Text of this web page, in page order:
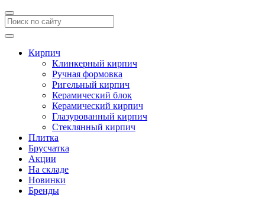
Кирпич
Клинкерный кирпич
Ручная формовка
Ригельный кирпич
Керамический блок
Керамический кирпич
Глазурованный кирпич
Стеклянный кирпич
Плитка
Брусчатка
Акции
На складе
Новинки
Бренды